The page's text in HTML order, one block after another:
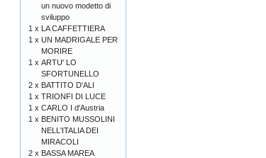
un nuovo modetto di
sviluppo
1 x LA CAFFETTIERA
1 x UN MADRIGALE PER
MORIRE
1 x ARTU' LO
SFORTUNELLO
2 x BATTITO D'ALI
1 x TRIONFI DI LUCE
1 x CARLO I d'Austria
1 x BENITO MUSSOLINI
NELL'ITALIA DEI
MIRACOLI
2 x BASSA MAREA